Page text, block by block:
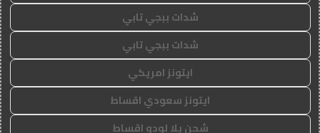
شدات ببجي تابي
شدات ببجي تابي
ايتونز امريكي
ايتونز سعودي اقساط
شحن يلا لودو اقساط